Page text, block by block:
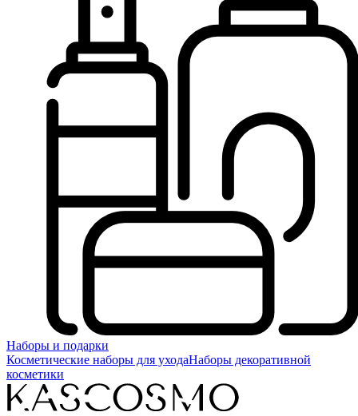
Наборы и подарки
Косметические наборы для уходаНаборы декоративной
косметики